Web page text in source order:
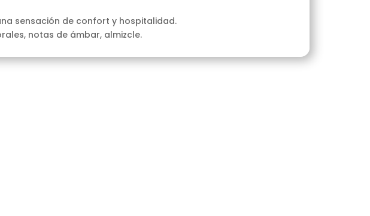
sensación de confort y hospitalidad.
notas de ámbar, almizcle.